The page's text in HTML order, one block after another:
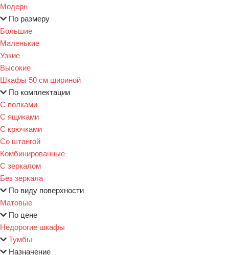
Модерн
По размеру
Большие
Маленькие
Узкие
Высокие
Шкафы 50 см шириной
По комплектации
С полками
С ящиками
С крючками
Со штангой
Комбинированные
С зеркалом
Без зеркала
По виду поверхности
Матовые
По цене
Недорогие шкафы
Тумбы
Назначение